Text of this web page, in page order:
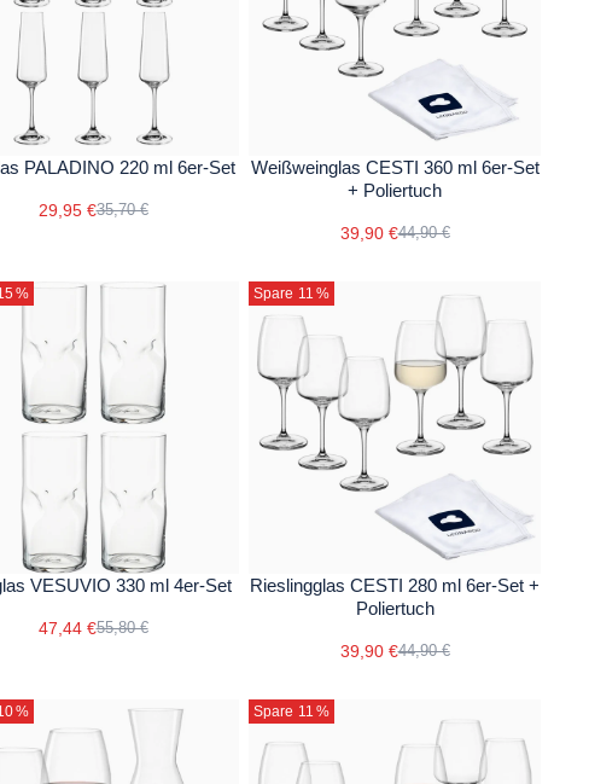
PALADINO 220 ml 6er-Set
29,95 €35,70 €
Weißweinglas CESTI 360 ml 6er-Set
+ Poliertuch
39,90 €44,90 €
%
VESUVIO 330 ml 4er-Set
47,44 €55,80 €
Spare 11 %
Rieslingglas CESTI 280 ml 6er-Set +
Poliertuch
39,90 €44,90 €
% Spare 11 %